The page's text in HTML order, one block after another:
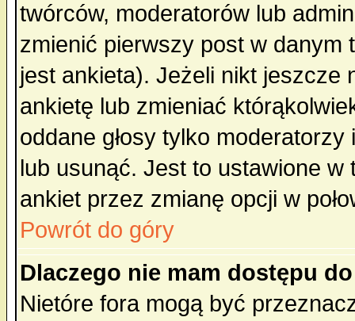
twórców, moderatorów lub
zmienić pierwszy post w
jest ankieta). Jeżeli nikt jeszcze
ankietę lub zmieniać
oddane głosy tylko
lub usunąć. Jest to ustawione w
ankiet przez zmianę opcji w
Powrót do góry
Dlaczego nie mam dostępu
Nietóre fora mogą być